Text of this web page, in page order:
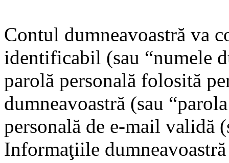
Contul dumneavoastră va
identificabil (sau “numele
parolă personală folosită
dumneavoastră (sau
personală de e-mail validă
Informaţiile